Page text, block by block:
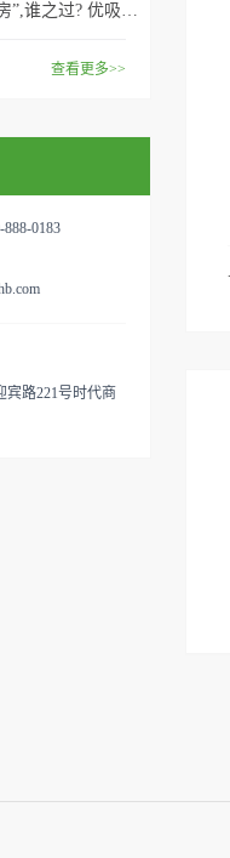
“串串房”成“毒气房”,谁之过? 优吸守护呼吸健康11年专注室内空气治理！
查看更多>>
0183
宾路221号时代商